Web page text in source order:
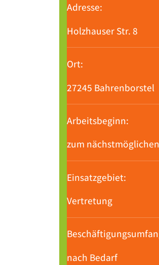
Adresse:
Holzhauser Str. 8
Ort:
27245 Bahrenborstel
Arbeitsbeginn:
zum
Einsatzgebiet:
Vertretung
nach Bedarf